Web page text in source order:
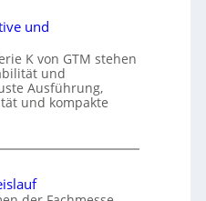
und
K von GTM stehen
und
Ausführung,
und kompakte